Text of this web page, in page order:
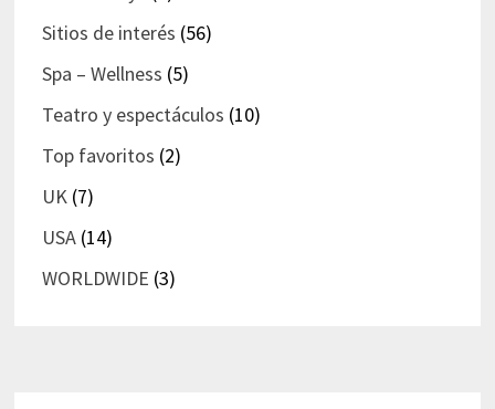
Sitios de interés (56)
Spa – Wellness (5)
Teatro y espectáculos (10)
Top favoritos (2)
UK(7)
USA(14)
WORLDWIDE (3)